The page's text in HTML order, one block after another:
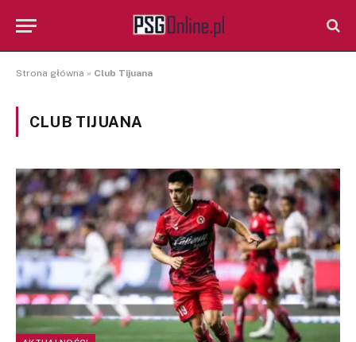
Strona główna » Club Tijuana
CLUB TIJUANA